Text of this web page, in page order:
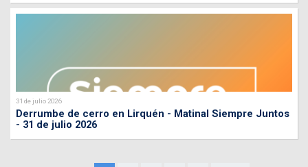
31 de julio 2026
Derrumbe de cerro en Lirquén - Matinal Siempre Juntos
- 31 de julio 2026